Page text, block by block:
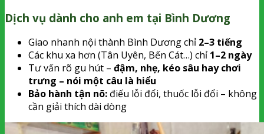
Dịch vụ dành cho anh em tại Bình Dương
Giao nhanh nội thành Bình Dương chỉ 2–3 tiếng
Các khu xa hơn (Tân Uyên, Bến Cát…) chỉ 1–2 ngày
Tư vấn rõ gu hút – đậm, nhẹ, kéo sâu hay chơi
trưng – nói một câu là hiểu
Bảo hành tận nõ: điếu lỗi đổi, thuốc lỗi đổi – không
cần giải thích dài dòng